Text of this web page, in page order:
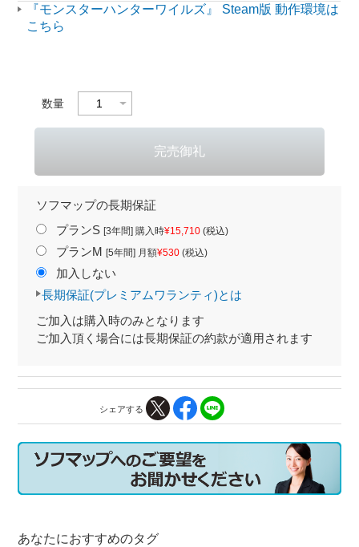
『モンスターハンターワイルズ』 Steam版 動作環境は
こちら
数量
ソフマップの長期保証
プランS [3年間] 購入時¥15,710(税込)
プランM [5年間] 月額¥530(税込)
加入しない
長期保証(プレミアムワランティ)とは
ご加入は購入時のみとなります
ご加入頂く場合には長期保証の約款が適用されます
シェアする
あなたにおすすめのタグ